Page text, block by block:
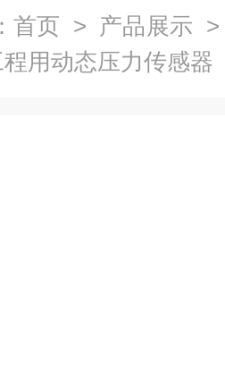
首页 > 产品展示
用动态压力传感器